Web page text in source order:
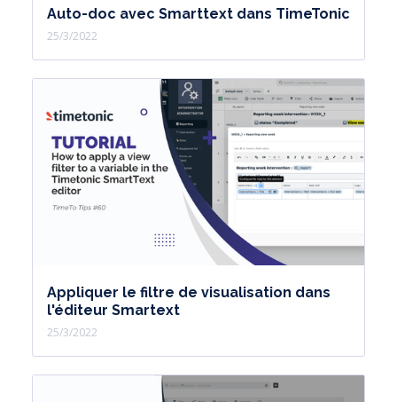
Auto-doc avec Smarttext dans TimeTonic
25/3/2022
Appliquer le filtre de visualisation dans
l'éditeur Smartext
25/3/2022